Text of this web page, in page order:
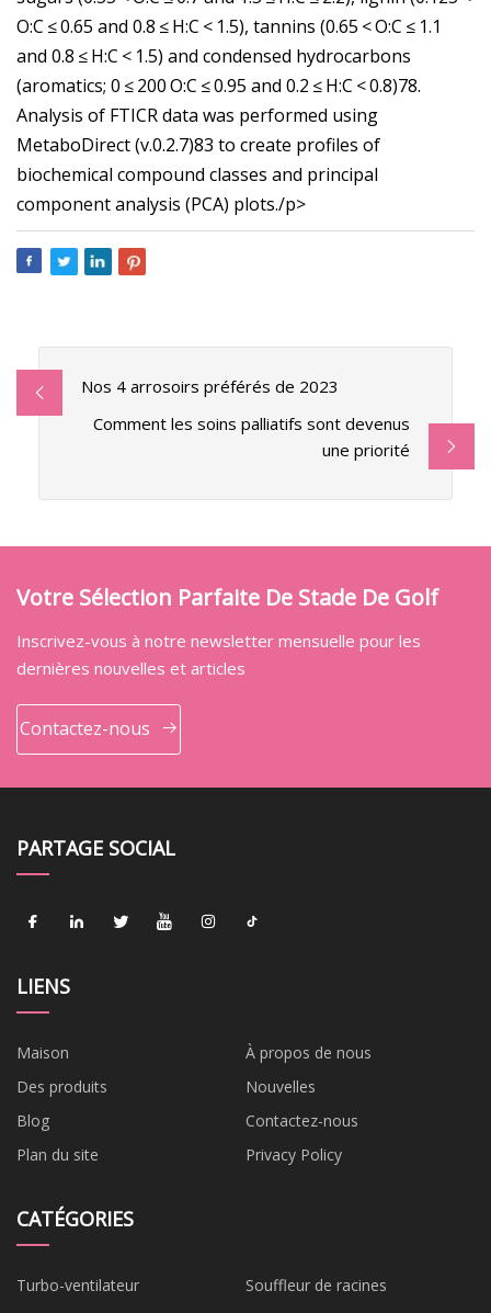
O:C ≤ 0.65 and 0.8 ≤ H:C < 1.5), tannins (0.65 < O:C ≤ 1.1
and 0.8 ≤ H:C < 1.5) and condensed hydrocarbons
(aromatics; 0 ≤ 200 O:C ≤ 0.95 and 0.2 ≤ H:C < 0.8)78.
Analysis of FTICR data was performed using
MetaboDirect (v.0.2.7)83 to create profiles of
biochemical compound classes and principal
component analysis (PCA) plots./p>
Nos 4 arrosoirs préférés de 2023
Comment les soins palliatifs sont devenus
une priorité
Votre Sélection Parfaite De Stade De Golf
Inscrivez-vous à notre newsletter mensuelle pour les
dernières nouvelles et articles
Contactez-nous
PARTAGE SOCIAL
LIENS
Maison
À propos de nous
Des produits
Nouvelles
Blog
Contactez-nous
Plan du site
Privacy Policy
CATÉGORIES
Turbo-ventilateur
Souffleur de racines